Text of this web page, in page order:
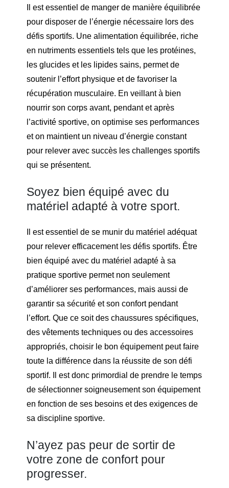
Il est essentiel de manger de manière équilibrée
pour disposer de l’énergie nécessaire lors des
défis sportifs. Une alimentation équilibrée, riche
en nutriments essentiels tels que les protéines,
les glucides et les lipides sains, permet de
soutenir l’effort physique et de favoriser la
récupération musculaire. En veillant à bien
nourrir son corps avant, pendant et après
l’activité sportive, on optimise ses performances
et on maintient un niveau d’énergie constant
pour relever avec succès les challenges sportifs
qui se présentent.
Soyez bien équipé avec du
matériel adapté à votre sport.
Il est essentiel de se munir du matériel adéquat
pour relever efficacement les défis sportifs. Être
bien équipé avec du matériel adapté à sa
pratique sportive permet non seulement
d’améliorer ses performances, mais aussi de
garantir sa sécurité et son confort pendant
l’effort. Que ce soit des chaussures spécifiques,
des vêtements techniques ou des accessoires
appropriés, choisir le bon équipement peut faire
toute la différence dans la réussite de son défi
sportif. Il est donc primordial de prendre le temps
de sélectionner soigneusement son équipement
en fonction de ses besoins et des exigences de
sa discipline sportive.
N’ayez pas peur de sortir de
votre zone de confort pour
progresser.